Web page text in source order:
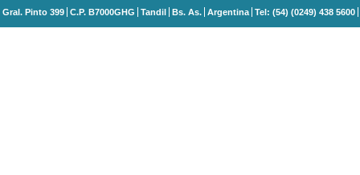
Gral. Pinto 399 C.P. B7000GHG Tandil Bs. As. Argentina Tel: (54) (0249) 438 5600